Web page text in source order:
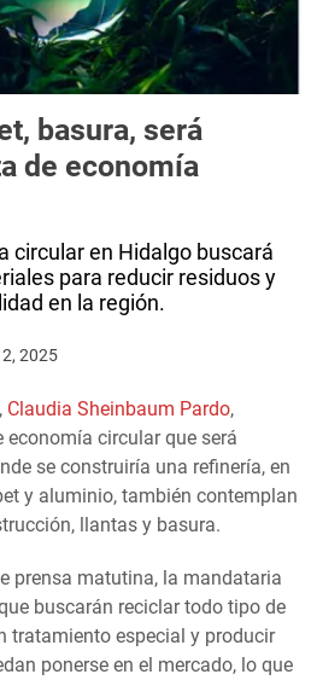
basura, será
de economía
circular en Hidalgo buscará
para reducir residuos y
en la región.
2025
Claudia Sheinbaum Pardo,
circular que será
se construiría una refinería, en
y aluminio, también contemplan
llantas y basura.
prensa matutina, la mandataria
buscarán reciclar todo tipo de
tratamiento especial y producir
ponerse en el mercado, lo que